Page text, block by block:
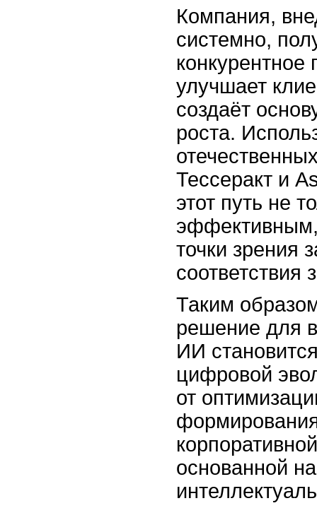
Компания,
системно,
улучшает
создаёт
роста.
Тессеракт и
этот путь не
точки зрения
соответствия
Таким
решение для
ИИ
цифровой
от
основанной